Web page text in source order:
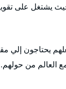
يشتغل على
يحتاجون
العالم من حولهم.